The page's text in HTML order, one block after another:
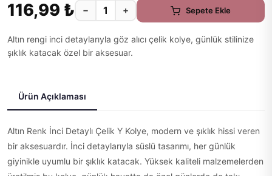
116,99 ₺ − + Sepete Ekle
Altın rengi inci detaylarıyla göz alıcı çelik kolye, günlük stilinize
şıklık katacak özel bir aksesuar.
Ürün Açıklaması
Altın Renk İnci Detaylı Çelik Y Kolye, modern ve şıklık hissi veren
bir aksesuardır. İnci detaylarıyla süslü tasarımı, her günlük
giyinikle uyumlu bir şıklık katacak. Yüksek kaliteli malzemelerden